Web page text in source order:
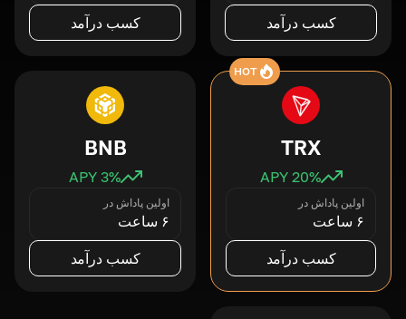
کسب درآمد کسب درآمد
HOT
TRX
20% APY
اولین پاداش در
۶ ساعت
کسب درآمد
BNB
3% APY
اولین پاداش در
۶ ساعت
کسب درآمد